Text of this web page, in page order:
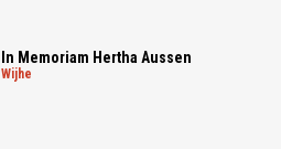
In Memoriam Hertha Aussen
wijhe